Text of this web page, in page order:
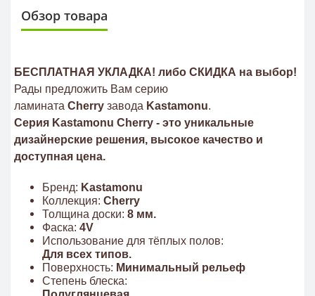
Обзор товара
БЕСПЛАТНАЯ УКЛАДКА! либо СКИДКА на выбор!
Рады предложить Вам серию
ламината Cherry завода Kastamonu.
Серия Kastamonu Cherry - это уникальные
дизайнерские решения, высокое качество и
доступная цена.
Бренд: Kastamonu
Коллекция: Cherry
Толщина доски: 8 мм.
Фаска: 4V
Использование для тёплых полов:
Для всех типов.
Поверхность: Минимальный рельеф
Степень блеска: